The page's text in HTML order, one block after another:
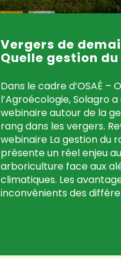
Vergers de
Quelle gestion
Dans le cadre d’OSAÉ –
l’Agroécologie, Solagro
webinaire autour de la
rang dans les vergers.
webinaire La gestion du
présente un réel enjeu
arboriculture face aux
climatiques. Les
inconvénients des